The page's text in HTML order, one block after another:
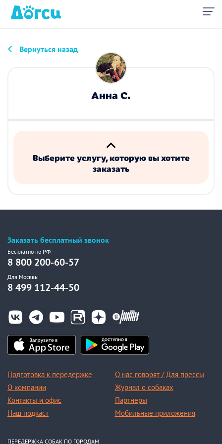
Вернуться назад
Анна С.
Выберите услугу, которую вы хотите
заказать
Заказать бесплатный звонок
Бесплатно по РФ
8 800 200-60-57
Для Москвы
8 499 112-44-50
Подготовка к передержке
О компании
Контакты и офис
Наш подкаст
О нас говорят / Для прессы
Журнал о собаках
Партнеры
Мобильные приложения
ПЕРЕДЕРЖКА СОБАК ПО ГОРОДАМ